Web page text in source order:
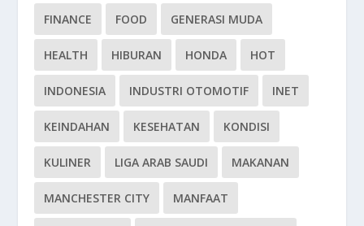
FINANCE FOOD GENERASI MUDA
HEALTH HIBURAN HONDA HOT
INDONESIA INDUSTRI OTOMOTIF INET
KEINDAHAN KESEHATAN KONDISI
KULINER LIGA ARAB SAUDI MAKANAN
MANCHESTER CITY MANFAAT